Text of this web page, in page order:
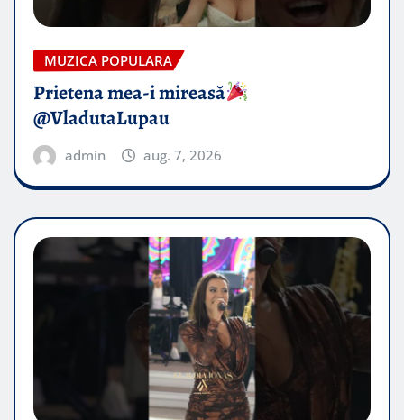
MUZICA POPULARA
Prietena mea-i mireasă​
@VladutaLupau
admin aug. 7, 2026